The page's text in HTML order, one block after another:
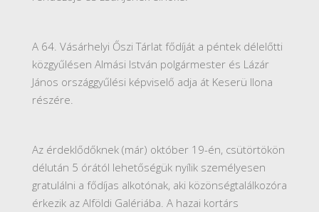
A 64. Vásárhelyi Őszi Tárlat fődíját a péntek délelőtti
közgyűlésen Almási István polgármester és Lázár
János országgyűlési képviselő adja át Keserü Ilona
részére.
Az érdeklődőknek (már) október 19-én, csütörtökön
délután 5 órától lehetőségük nyílik személyesen
gratulálni a fődíjas alkotónak, aki közönségtalálkozóra
érkezik az Alföldi Galériába. A hazai kortárs